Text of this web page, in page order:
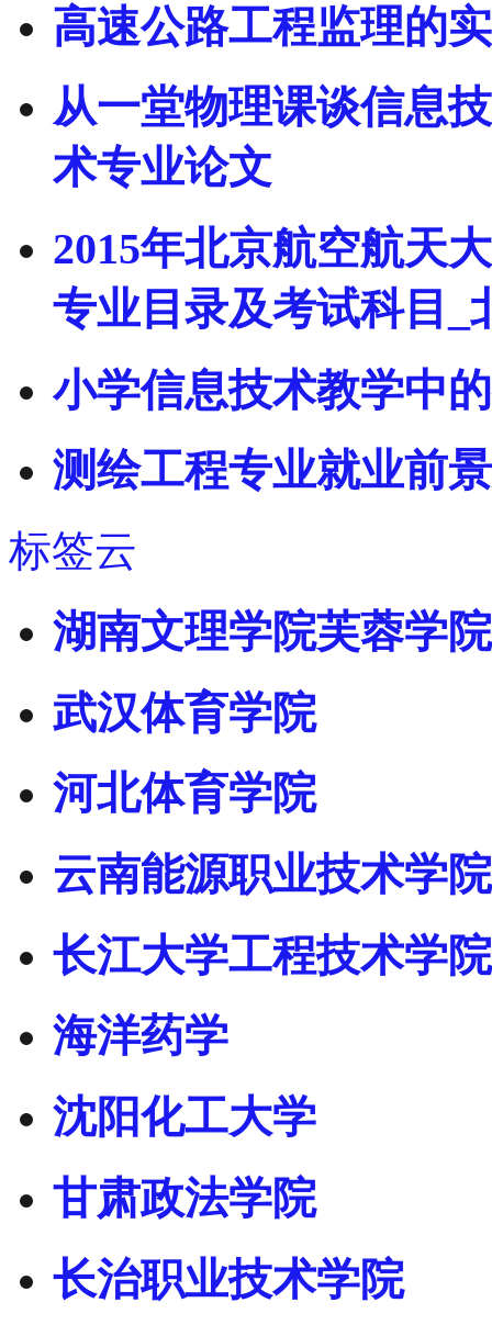
高速公路工程监理的
从一堂物理课谈信息
术专业论文
2015年北京航空航天
专业目录及考试科目_
小学信息技术教学中
测绘工程专业就业前
标签云
湖南文理学院芙蓉学院
武汉体育学院
河北体育学院
云南能源职业技术学院
长江大学工程技术学院
海洋药学
沈阳化工大学
甘肃政法学院
长治职业技术学院